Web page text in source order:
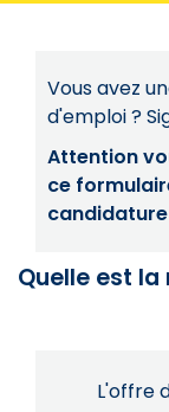
Vous avez
d'emploi ?
Attention
ce
Quelle est
L'offre